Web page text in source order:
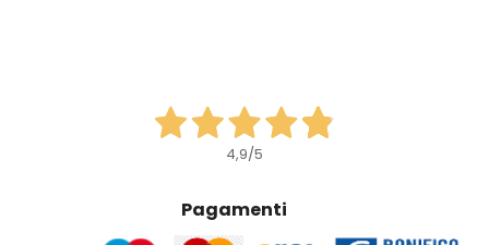
4,9/5
Pagamenti